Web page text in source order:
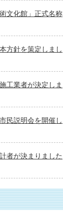
文化館」正式名称
方針を策定しまし
工業者が決定しま
民説明会を開催し
者が決まりました